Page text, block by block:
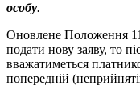
особу.
Оновлене Положення
подати нову заяву, то
вважатиметься
попередній